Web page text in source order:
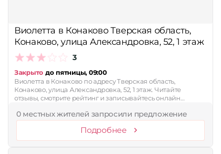
Виолетта в Конаково Тверская область,
Конаково, улица Александровка, 52, 1 этаж
3
Закрыто до пятницы, 09:00
Виолетта в Конаково по адресу Тверская область,
Конаково, улица Александровка, 52, 1 этаж. Читайте
отзывы, смотрите рейтинг и записывайтесь онлайн…
0 местных жителей запросили предложение
Подробнее